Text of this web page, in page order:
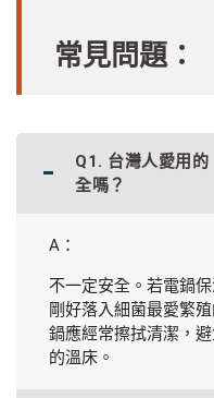
常見問題：
Q1. 台灣人愛用
全嗎？
A：
不一定安全。若電鍋保
剛好落入細菌最愛繁
鍋應經常擦拭清潔，
的溫床。